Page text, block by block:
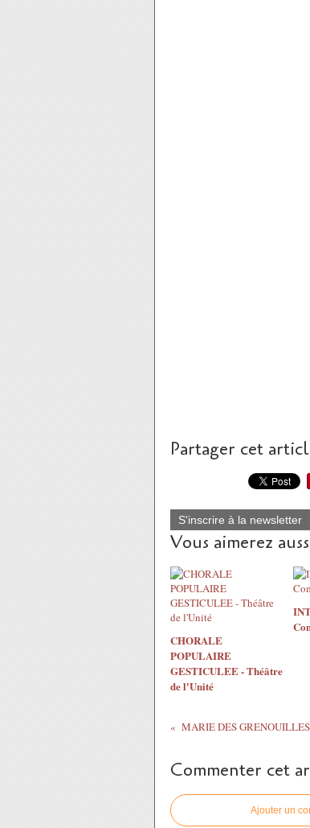
Partager cet
S'inscrire à la newsletter
Vous aimerez
CHORALE
POPULAIRE
GESTICULEE - Théâtre
de l'Unité
MARIE DES
Commenter cet
Ajouter un